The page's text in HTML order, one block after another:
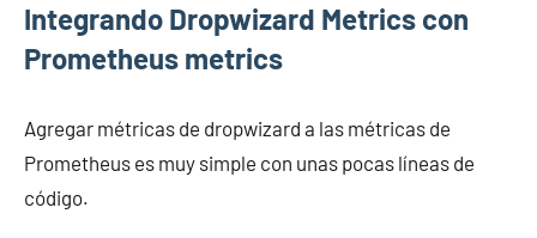
Integrando Dropwizard Metrics con
Prometheus metrics
Agregar métricas de dropwizard a las métricas de
Prometheus es muy simple con unas pocas líneas de
código.